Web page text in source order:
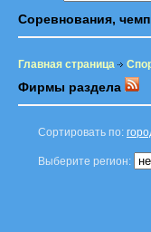
Соревнования,
Главная страница
Фирмы раздела
Сортировать по:
Выберите регион: